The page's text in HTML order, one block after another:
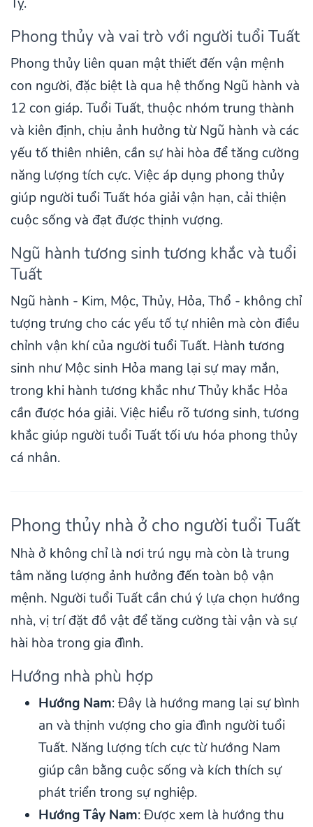
Tỵ.
Phong thủy và vai trò với người tuổi Tuất
Phong thủy liên quan mật thiết đến vận mệnh
con người, đặc biệt là qua hệ thống Ngũ hành và
12 con giáp. Tuổi Tuất, thuộc nhóm trung thành
và kiên định, chịu ảnh hưởng từ Ngũ hành và các
yếu tố thiên nhiên, cần sự hài hòa để tăng cường
năng lượng tích cực. Việc áp dụng phong thủy
giúp người tuổi Tuất hóa giải vận hạn, cải thiện
cuộc sống và đạt được thịnh vượng.
Ngũ hành tương sinh tương khắc và tuổi
Tuất
Ngũ hành - Kim, Mộc, Thủy, Hỏa, Thổ - không chỉ
tượng trưng cho các yếu tố tự nhiên mà còn điều
chỉnh vận khí của người tuổi Tuất. Hành tương
sinh như Mộc sinh Hỏa mang lại sự may mắn,
trong khi hành tương khắc như Thủy khắc Hỏa
cần được hóa giải. Việc hiểu rõ tương sinh, tương
khắc giúp người tuổi Tuất tối ưu hóa phong thủy
cá nhân.
Phong thủy nhà ở cho người tuổi Tuất
Nhà ở không chỉ là nơi trú ngụ mà còn là trung
tâm năng lượng ảnh hưởng đến toàn bộ vận
mệnh. Người tuổi Tuất cần chú ý lựa chọn hướng
nhà, vị trí đặt đồ vật để tăng cường tài vận và sự
hài hòa trong gia đình.
Hướng nhà phù hợp
Hướng Nam: Đây là hướng mang lại sự bình
an và thịnh vượng cho gia đình người tuổi
Tuất. Năng lượng tích cực từ hướng Nam
giúp cân bằng cuộc sống và kích thích sự
phát triển trong sự nghiệp.
Hướng Tây Nam: Được xem là hướng thu